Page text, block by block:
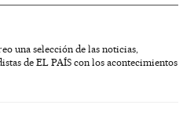
una selección de las noticias,
de EL PAÍS con los acontecimientos